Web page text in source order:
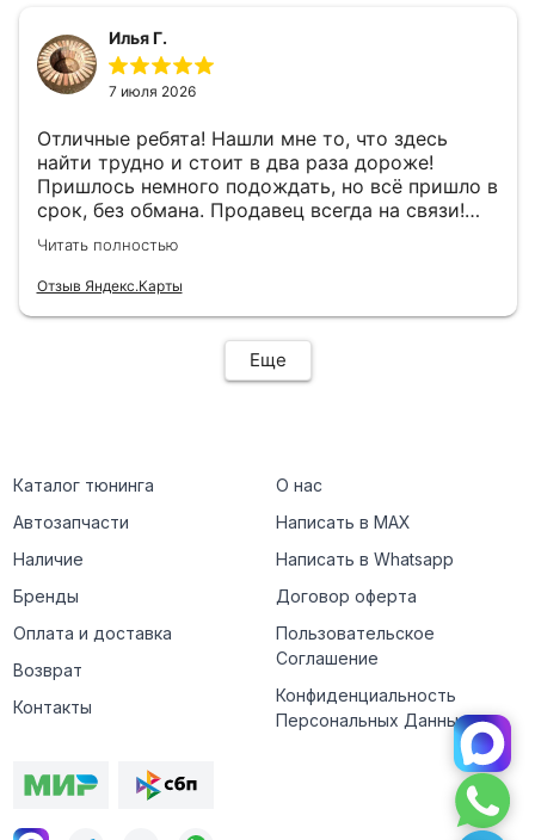
Илья Г.
7 июля 2026
Отличные ребята! Нашли мне то, что здесь
найти трудно и стоит в два раза дороже!
Пришлось немного подождать, но всё пришло в
срок, без обмана. Продавец всегда на связи!
Буду ещё обращаться! 👍
Читать полностью
Отзыв Яндекс.Карты
Еще
Каталог тюнинга
Автозапчасти
Наличие
Бренды
Оплата и доставка
Возврат
Контакты
О нас
Написать в MAX
Написать в Whatsapp
Договор оферта
Пользовательское
Соглашение
Конфиденциальность
Персональных Данных